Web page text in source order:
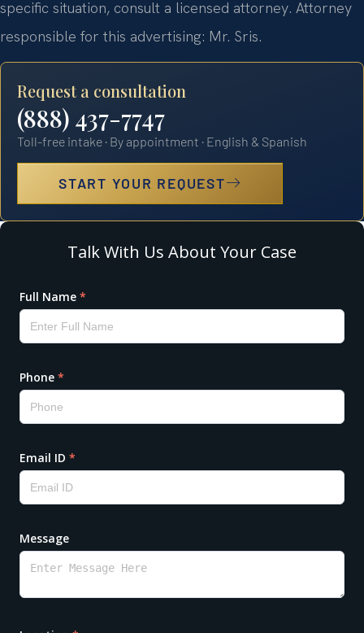
specific situation, consult a licensed attorney. Attorney
responsible for this advertising: Mr. Sris.
Request a consultation
(888) 437-7747
Toll-free intake · By appointment · English & Spanish
START YOUR REQUEST